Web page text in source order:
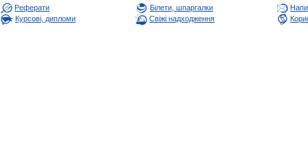
Реферати Білети, шпаргалки
Курсові, дипломи
Свіжі надходження